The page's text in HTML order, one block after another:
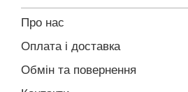
Про нас
Оплата і доставка
Обмін та повернення